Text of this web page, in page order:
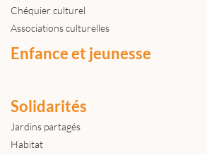
Chéquier culturel
Associations culturelles
Enfance et jeunesse
Solidarités
Jardins partagés
Habitat